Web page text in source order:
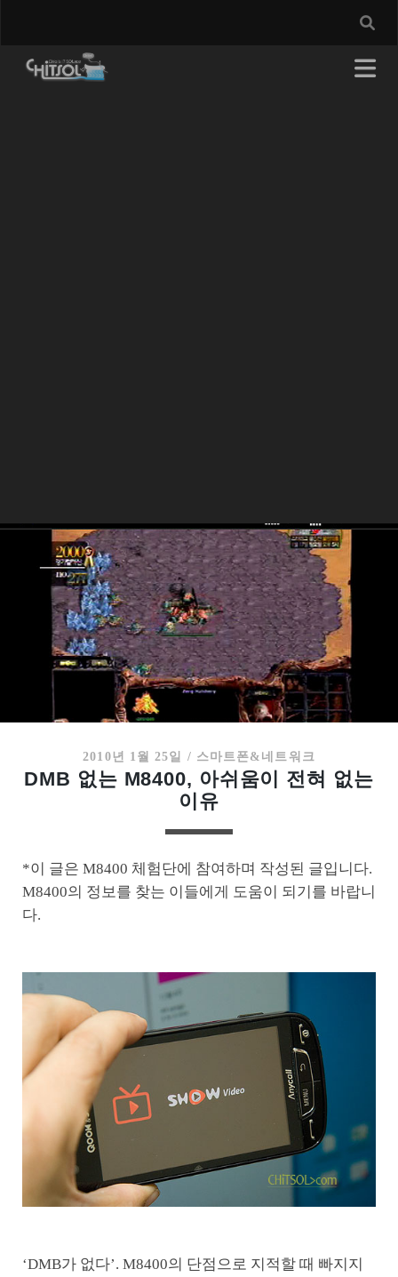
2010년 1월 25일 / 스마트폰&네트워크
DMB 없는 M8400, 아쉬움이 전혀 없는
이유
*이 글은 M8400 체험단에 참여하며 작성된 글입니다.
M8400의 정보를 찾는 이들에게 도움이 되기를 바랍니
다.
‘DMB가 없다’. M8400의 단점으로 지적할 때 빠지지